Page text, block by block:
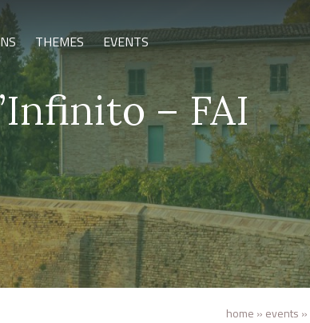
THEMES EVENTS
– FAI
home » events »